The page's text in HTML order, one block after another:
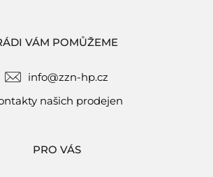
VÁM POMŮŽEME
info@zzn-hp.cz
našich prodejen
PRO VÁS